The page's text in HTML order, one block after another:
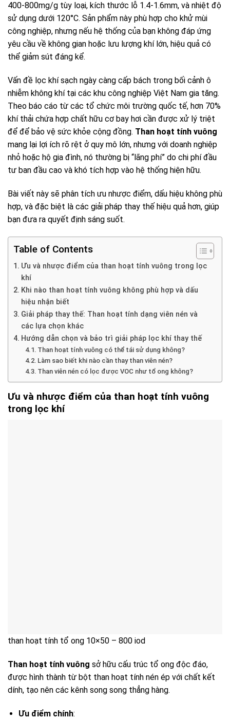
400-800mg/g tùy loại, kích thước lỗ 1.4-1.6mm, và nhiệt độ
sử dụng dưới 120°C. Sản phẩm này phù hợp cho khử mùi
công nghiệp, nhưng nếu hệ thống của bạn không đáp ứng
yêu cầu về không gian hoặc lưu lượng khí lớn, hiệu quả có
thể giảm sút đáng kể.
Vấn đề lọc khí sạch ngày càng cấp bách trong bối cảnh ô
nhiễm không khí tại các khu công nghiệp Việt Nam gia tăng.
Theo báo cáo từ các tổ chức môi trường quốc tế, hơn 70%
khí thải chứa hợp chất hữu cơ bay hơi cần được xử lý triệt
để để bảo vệ sức khỏe cộng đồng. Than hoạt tính vuông
mang lại lợi ích rõ rệt ở quy mô lớn, nhưng với doanh nghiệp
nhỏ hoặc hộ gia đình, nó thường bị “lãng phí” do chi phí đầu
tư ban đầu cao và khó tích hợp vào hệ thống hiện hữu.
Bài viết này sẽ phân tích ưu nhược điểm, dấu hiệu không phù
hợp, và đặc biệt là các giải pháp thay thế hiệu quả hơn, giúp
bạn đưa ra quyết định sáng suốt.
Table of Contents
Ưu và nhược điểm của than hoạt tính vuông trong lọc
khí
Khi nào than hoạt tính vuông không phù hợp và dấu
hiệu nhận biết
Giải pháp thay thế: Than hoạt tính dạng viên nén và
các lựa chọn khác
Hướng dẫn chọn và bảo trì giải pháp lọc khí thay thế
Than hoạt tính vuông có thể tái sử dụng không?
Làm sao biết khi nào cần thay than viên nén?
Than viên nén có lọc được VOC như tổ ong không?
Ưu và nhược điểm của than hoạt tính vuông
trong lọc khí
than hoạt tính tổ ong 10×50 – 800 iod
Than hoạt tính vuông sở hữu cấu trúc tổ ong độc đáo,
được hình thành từ bột than hoạt tính nén ép với chất kết
dính, tạo nên các kênh song song thẳng hàng.
Ưu điểm chính: